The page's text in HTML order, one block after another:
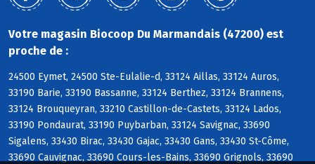
Votre magasin Biocoop Du Marmandais (47200) est
proche de :
24500 Eymet, 24500 Ste-Eulalie-d, 33124 Aillas, 33124 Auros,
33190 Barie, 33190 Bassanne, 33124 Berthez, 33124 Brannens,
33124 Brouqueyran, 33210 Castillon-de-Castets, 33124 Lados,
33190 Pondaurat, 33190 Puybarban, 33124 Savignac, 33690
Sigalens, 33430 Birac, 33430 Gajac, 33430 Gans, 33430 St-Côme,
33690 Cauvignac, 33690 Cours-les-Bains, 33690 Grignols, 33690